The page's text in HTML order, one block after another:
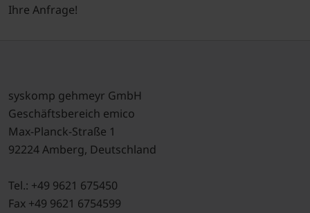
Ihre Anfrage!
syskomp gehmeyr GmbH
Geschäftsbereich emico
Max-Planck-Straße 1
92224 Amberg, Deutschland
Tel.: +49 9621 675450
Fax +49 9621 6754599